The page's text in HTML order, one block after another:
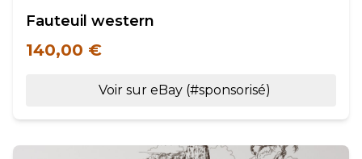
Fauteuil western
140,00 €
Voir sur eBay (#sponsorisé)